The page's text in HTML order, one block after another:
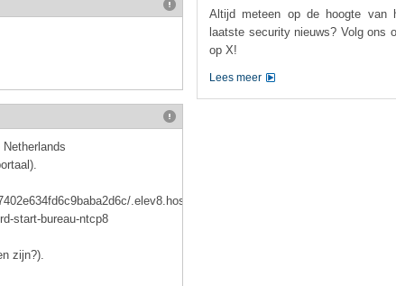
.elev8.host?
start-bureau-ntcp8
zijn?).
Altijd meteen op de hoogte van
laatste security nieuws? Volg ons
op X!
Lees meer